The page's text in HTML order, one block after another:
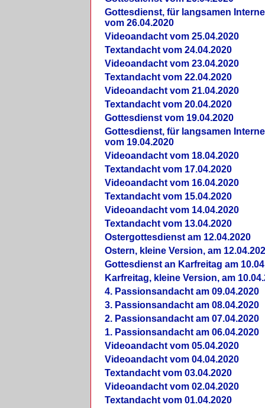
Gottesdienst, für langsamen
vom 26.04.2020
Videoandacht vom 25.04.2020
Textandacht vom 24.04.2020
Videoandacht vom 23.04.2020
Textandacht vom 22.04.2020
Videoandacht vom 21.04.2020
Textandacht vom 20.04.2020
Gottesdienst vom 19.04.2020
Gottesdienst, für langsamen
vom 19.04.2020
Videoandacht vom 18.04.2020
Textandacht vom 17.04.2020
Videoandacht vom 16.04.2020
Textandacht vom 15.04.2020
Videoandacht vom 14.04.2020
Textandacht vom 13.04.2020
Ostergottesdienst am 12.04.2020
Ostern, kleine Version, am
Gottesdienst an Karfreitag am
Karfreitag, kleine Version, am
4. Passionsandacht am 09.04.2020
3. Passionsandacht am 08.04.2020
2. Passionsandacht am 07.04.2020
1. Passionsandacht am 06.04.2020
Videoandacht vom 05.04.2020
Videoandacht vom 04.04.2020
Textandacht vom 03.04.2020
Videoandacht vom 02.04.2020
Textandacht vom 01.04.2020